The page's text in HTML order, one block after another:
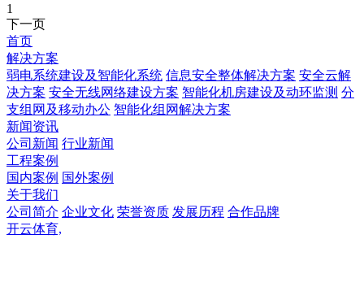
1
下一页
首页
解决方案
弱电系统建设及智能化系统 信息安全整体解决方案 安全云解
决方案 安全无线网络建设方案 智能化机房建设及动环监测 分
支组网及移动办公 智能化组网解决方案
新闻资讯
公司新闻 行业新闻
工程案例
国内案例 国外案例
关于我们
公司简介 企业文化 荣誉资质 发展历程 合作品牌
开云体育,